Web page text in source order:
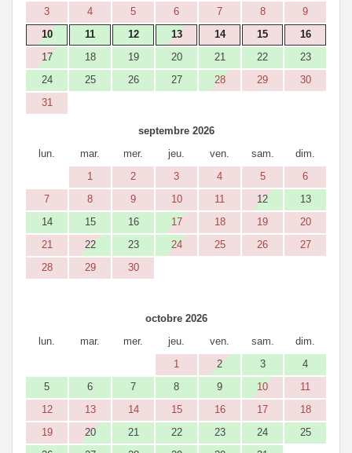
3
4 5 6 7 8
9
10
11 12 13 14 15
16
17
18 19 20 21 22
23
24
25 26 27 28 29
30
31
septembre 2026
lun.
mar. mer. jeu. ven. sam.
dim.
1
2 3 4 5
6
7
8 9 10 11 12
13
14
15 16 17 18 19
20
21
22 23 24 25 26
27
28
29 30
octobre 2026
lun.
mar. mer. jeu. ven. sam.
dim.
1
2 3
4
5
6 7 8 9 10
11
12
13 14 15 16 17
18
19
20 21 22 23 24
25